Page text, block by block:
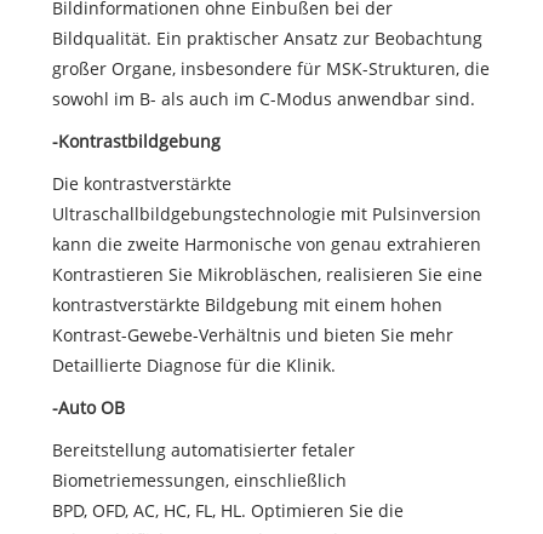
Bildinformationen ohne Einbußen bei der
Bildqualität. Ein praktischer Ansatz zur Beobachtung
großer Organe, insbesondere für MSK-Strukturen, die
sowohl im B- als auch im C-Modus anwendbar sind.
-Kontrastbildgebung
Die kontrastverstärkte
Ultraschallbildgebungstechnologie mit Pulsinversion
kann die zweite Harmonische von genau extrahieren
Kontrastieren Sie Mikrobläschen, realisieren Sie eine
kontrastverstärkte Bildgebung mit einem hohen
Kontrast-Gewebe-Verhältnis und bieten Sie mehr
Detaillierte Diagnose für die Klinik.
-Auto OB
Bereitstellung automatisierter fetaler
Biometriemessungen, einschließlich
BPD, OFD, AC, HC, FL, HL. Optimieren Sie die